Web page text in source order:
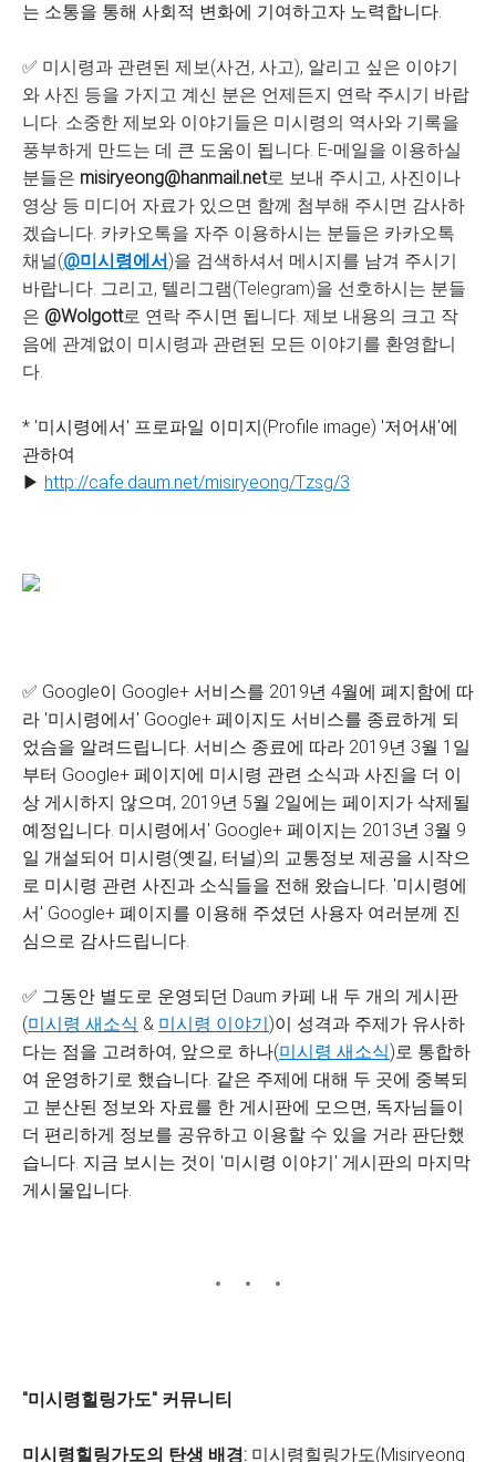
는 소통을 통해 사회적 변화에 기여하고자 노력합니다.
✅ 미시령과 관련된 제보(사건, 사고), 알리고 싶은 이야기
와 사진 등을 가지고 계신 분은 언제든지 연락 주시기 바랍
니다. 소중한 제보와 이야기들은 미시령의 역사와 기록을
풍부하게 만드는 데 큰 도움이 됩니다. E-메일을 이용하실
분들은 misiryeong@hanmail.net로 보내 주시고, 사진이나
영상 등 미디어 자료가 있으면 함께 첨부해 주시면 감사하
겠습니다. 카카오톡을 자주 이용하시는 분들은 카카오톡
채널(@미시령에서)을 검색하셔서 메시지를 남겨 주시기
바랍니다. 그리고, 텔리그램(Telegram)을 선호하시는 분들
은 @Wolgott로 연락 주시면 됩니다. 제보 내용의 크고 작
음에 관계없이 미시령과 관련된 모든 이야기를 환영합니
다.
* '미시령에서' 프로파일 이미지(Profile image) '저어새'에
관하여
▶ http://cafe.daum.net/misiryeong/Tzsg/3
✅ Google이 Google+ 서비스를 2019년 4월에 폐지함에 따
라 '미시령에서' Google+ 페이지도 서비스를 종료하게 되
었슴을 알려드립니다. 서비스 종료에 따라 2019년 3월 1일
부터 Google+ 페이지에 미시령 관련 소식과 사진을 더 이
상 게시하지 않으며, 2019년 5월 2일에는 페이지가 삭제될
예정입니다. 미시령에서' Google+ 페이지는 2013년 3월 9
일 개설되어 미시령(옛길, 터널)의 교통정보 제공을 시작으
로 미시령 관련 사진과 소식들을 전해 왔습니다. '미시령에
서' Google+ 폐이지를 이용해 주셨던 사용자 여러분께 진
심으로 감사드립니다.
✅ 그동안 별도로 운영되던 Daum 카페 내 두 개의 게시판
(미시령 새소식 & 미시령 이야기)이 성격과 주제가 유사하
다는 점을 고려하여, 앞으로 하나(미시령 새소식)로 통합하
여 운영하기로 했습니다. 같은 주제에 대해 두 곳에 중복되
고 분산된 정보와 자료를 한 게시판에 모으면, 독자님들이
더 편리하게 정보를 공유하고 이용할 수 있을 거라 판단했
습니다. 지금 보시는 것이 '미시령 이야기' 게시판의 마지막
게시물입니다.
"미시령힐링가도" 커뮤니티
미시령힐링가도의 탄생 배경: 미시령힐링가도(Misiryeong